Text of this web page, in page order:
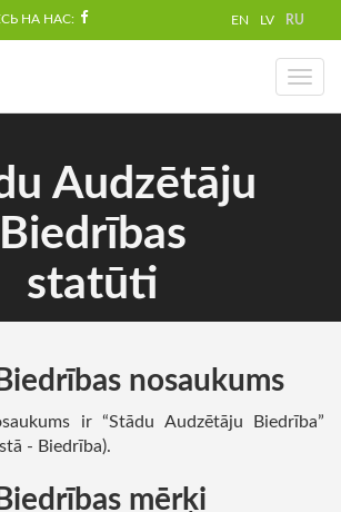
НА НАС: EN LV RU
Toggle
Audzētāju
Biedrības
statūti
nosaukums
ir “Stādu Audzētāju Biedrība”
- Biedrība).
mērķi